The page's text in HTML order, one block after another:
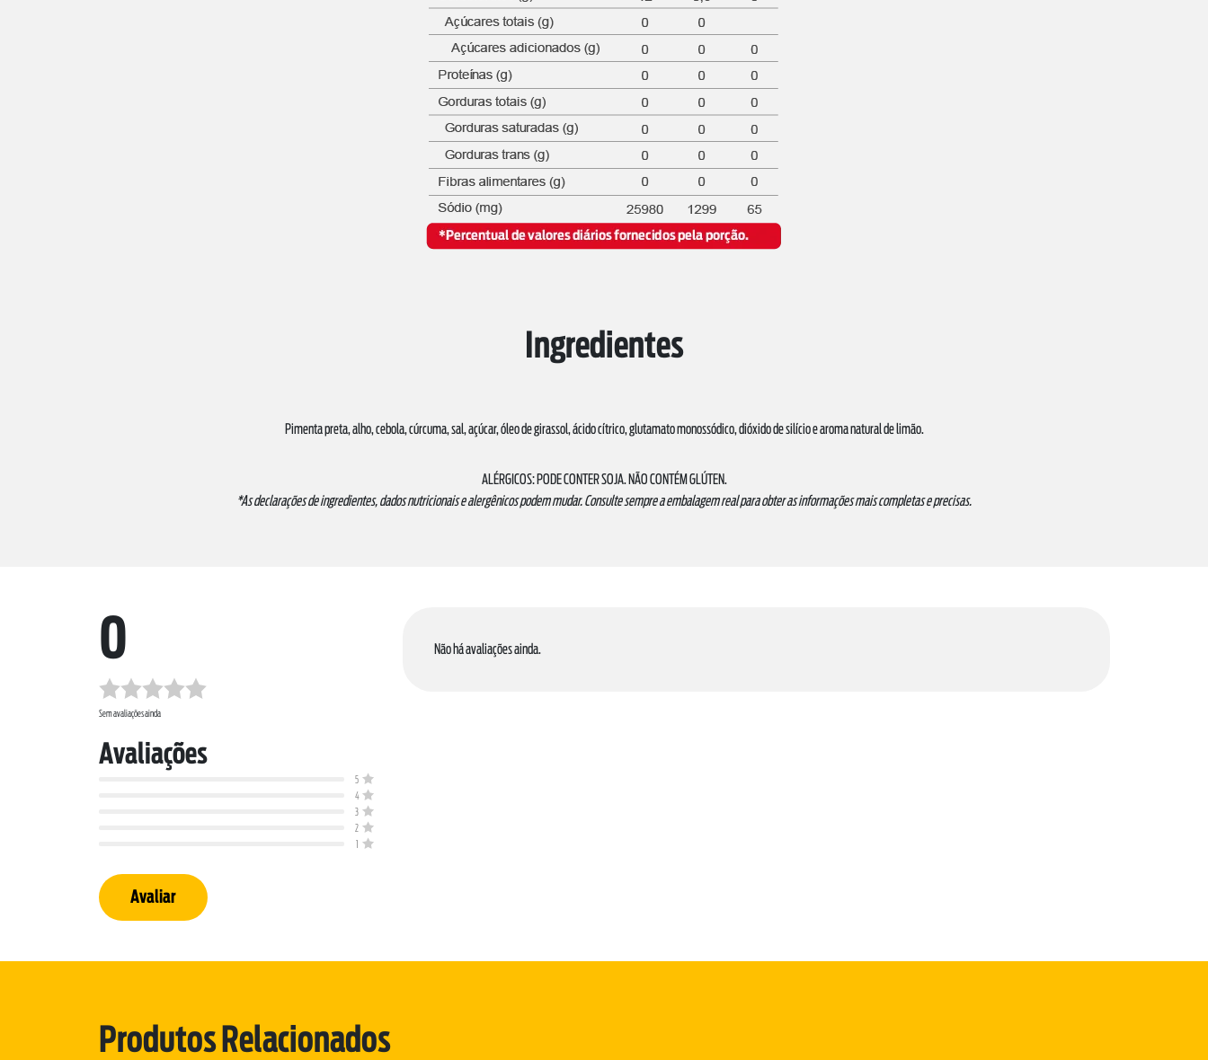
Ingredientes
Pimenta preta, alho, cebola, cúrcuma, sal, açúcar, óleo de girassol, ácido cítrico, glutamato monossódico, dióxido de silício e aroma natural de limão.
ALÉRGICOS: PODE CONTER SOJA. NÃO CONTÉM GLÚTEN.
*As declarações de ingredientes, dados nutricionais e alergênicos podem mudar. Consulte sempre a embalagem real para obter as informações mais completas e precisas.
0
Sem avaliações ainda
Avaliações
5
4
3
2
1
Avaliar
Não há avaliações ainda.
Produtos Relacionados